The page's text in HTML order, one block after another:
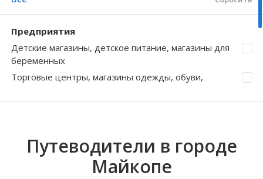
Предприятия
Детские магазины, детское питание, магазины для
беременных
Торговые центры, магазины одежды, обуви,
Путеводители в городе
Майкопе